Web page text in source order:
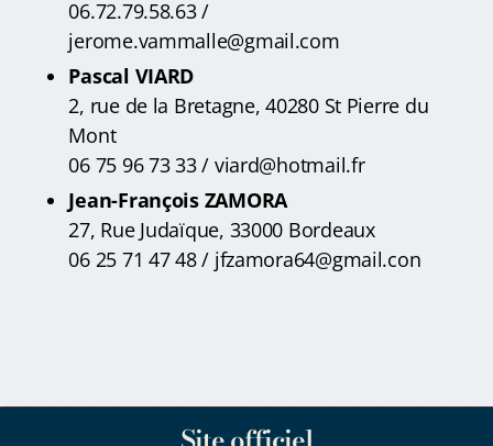
06.72.79.58.63 /
jerome.vammalle@gmail.com
Pascal VIARD
2, rue de la Bretagne, 40280 St Pierre du
Mont
06 75 96 73 33 / viard@hotmail.fr
Jean-François ZAMORA
27, Rue Judaïque, 33000 Bordeaux
06 25 71 47 48 / jfzamora64@gmail.con